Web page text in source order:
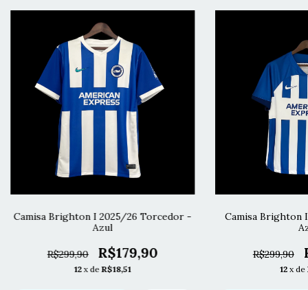
Camisa Brighton I 2025/26 Torcedor -
Azul
R$299,90 R$179,90
12 x deR$18,51
Camisa Brighton
R$299,90
12 x de